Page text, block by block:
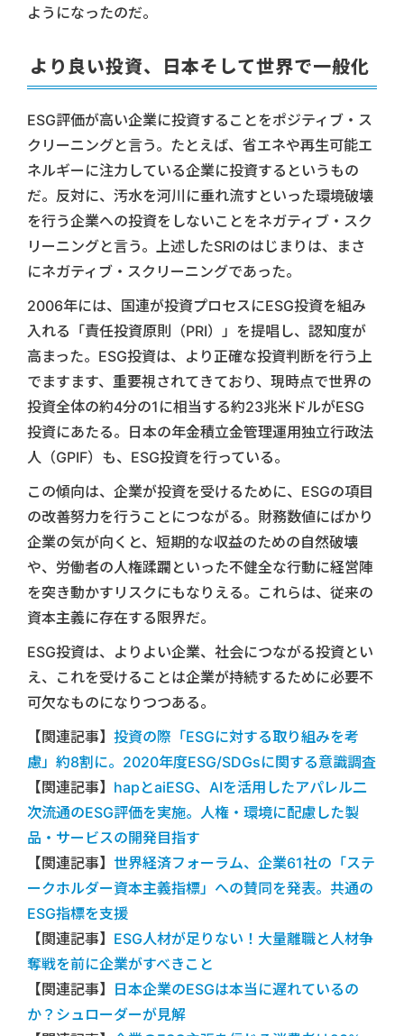
ようになったのだ。
より良い投資、日本そして世界で一般化
ESG評価が高い企業に投資することをポジティブ・ス
クリーニングと言う。たとえば、省エネや再生可能エ
ネルギーに注力している企業に投資するというもの
だ。反対に、汚水を河川に垂れ流すといった環境破壊
を行う企業への投資をしないことをネガティブ・スク
リーニングと言う。上述したSRIのはじまりは、まさ
にネガティブ・スクリーニングであった。
2006年には、国連が投資プロセスにESG投資を組み
入れる「責任投資原則（PRI）」を提唱し、認知度が
高まった。ESG投資は、より正確な投資判断を行う上
でますます、重要視されてきており、現時点で世界の
投資全体の約4分の1に相当する約23兆米ドルがESG
投資にあたる。日本の年金積立金管理運用独立行政法
人（GPIF）も、ESG投資を行っている。
この傾向は、企業が投資を受けるために、ESGの項目
の改善努力を行うことにつながる。財務数値にばかり
企業の気が向くと、短期的な収益のための自然破壊
や、労働者の人権蹂躙といった不健全な行動に経営陣
を突き動かすリスクにもなりえる。これらは、従来の
資本主義に存在する限界だ。
ESG投資は、よりよい企業、社会につながる投資とい
え、これを受けることは企業が持続するために必要不
可欠なものになりつつある。
【関連記事】 投資の際「ESGに対する取り組みを考
慮」約8割に。2020年度ESG/SDGsに関する意識調査
【関連記事】 hapとaiESG、AIを活用したアパレル二
次流通のESG評価を実施。人権・環境に配慮した製
品・サービスの開発目指す
【関連記事】 世界経済フォーラム、企業61社の「ステ
ークホルダー資本主義指標」への賛同を発表。共通の
ESG指標を支援
【関連記事】 ESG人材が足りない！大量離職と人材争
奪戦を前に企業がすべきこと
【関連記事】 日本企業のESGは本当に遅れているの
か？シュローダーが見解